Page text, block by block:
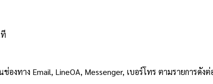
ทาง Email, LineOA, Messenger, เบอร์โทร ตามรายการดัง